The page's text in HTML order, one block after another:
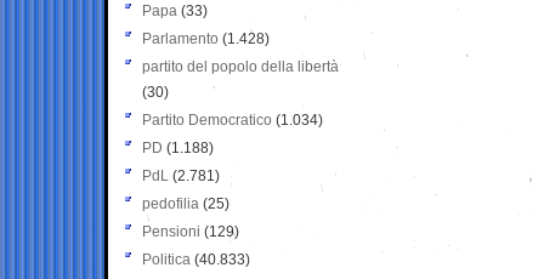
Papa (33)
Parlamento (1.428)
partito del popolo della libertà
(30)
Partito Democratico (1.034)
PD (1.188)
PdL (2.781)
pedofilia (25)
Pensioni (129)
Politica (40.833)